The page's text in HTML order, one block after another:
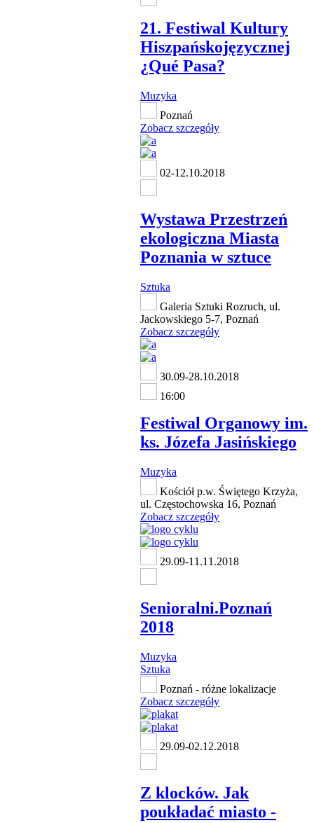
21. Festiwal Kultury
Hiszpańskojęzycznej
¿Qué Pasa?
Muzyka
Poznań
Zobacz szczegóły
02-12.10.2018
Wystawa Przestrzeń
ekologiczna Miasta
Poznania w sztuce
Sztuka
Galeria Sztuki Rozruch, ul.
Jackowskiego 5-7, Poznań
Zobacz szczegóły
30.09-28.10.2018
16:00
Festiwal Organowy im.
ks. Józefa Jasińskiego
Muzyka
Kościół p.w. Świętego Krzyża,
ul. Częstochowska 16, Poznań
Zobacz szczegóły
29.09-11.11.2018
Senioralni.Poznań
2018
Muzyka
Sztuka
Poznań - różne lokalizacje
Zobacz szczegóły
29.09-02.12.2018
Z klocków. Jak
poukładać miasto -